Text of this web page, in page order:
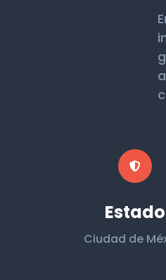
Estado
Ciudad de